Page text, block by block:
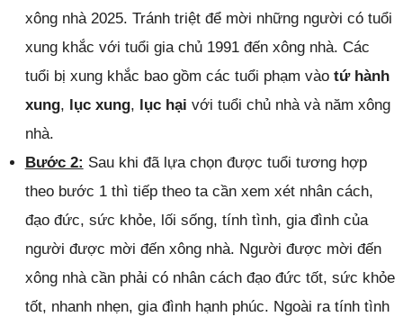
xông nhà 2025. Tránh triệt để mời những người có tuổi
xung khắc với tuổi gia chủ 1991 đến xông nhà. Các
tuổi bị xung khắc bao gồm các tuổi phạm vào tứ hành
xung, lục xung, lục hại với tuổi chủ nhà và năm xông
nhà.
Bước 2: Sau khi đã lựa chọn được tuổi tương hợp
theo bước 1 thì tiếp theo ta cần xem xét nhân cách,
đạo đức, sức khỏe, lối sống, tính tình, gia đình của
người được mời đến xông nhà. Người được mời đến
xông nhà cần phải có nhân cách đạo đức tốt, sức khỏe
tốt, nhanh nhẹn, gia đình hạnh phúc. Ngoài ra tính tình